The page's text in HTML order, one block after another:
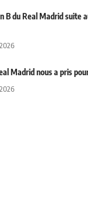
B du Real Madrid suite
Madrid nous a pris